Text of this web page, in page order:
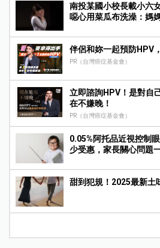
南投某國小校長載小六
噁心用菜瓜布洗澡：媽
伴侶和妳一起預防HPV
PR（台灣癌症基金會）
立即諮詢HPV！是對自
在不嫌晚！
PR（台灣癌症基金會）
0.05%阿托品近視控制
少受惠，家長關心問題
甜到犯規！2025最新土